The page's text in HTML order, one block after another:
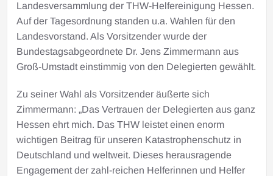
Landesversammlung der THW-Helfereinigung Hessen.
Auf der Tagesordnung standen u.a. Wahlen für den
Landesvorstand. Als Vorsitzender wurde der
Bundestagsabgeordnete Dr. Jens Zimmermann aus
Groß-Umstadt einstimmig von den Delegierten gewählt.
Zu seiner Wahl als Vorsitzender äußerte sich
Zimmermann: „Das Vertrauen der Delegierten aus ganz
Hessen ehrt mich. Das THW leistet einen enorm
wichtigen Beitrag für unseren Katastrophenschutz in
Deutschland und weltweit. Dieses herausragende
Engagement der zahl-reichen Helferinnen und Helfer